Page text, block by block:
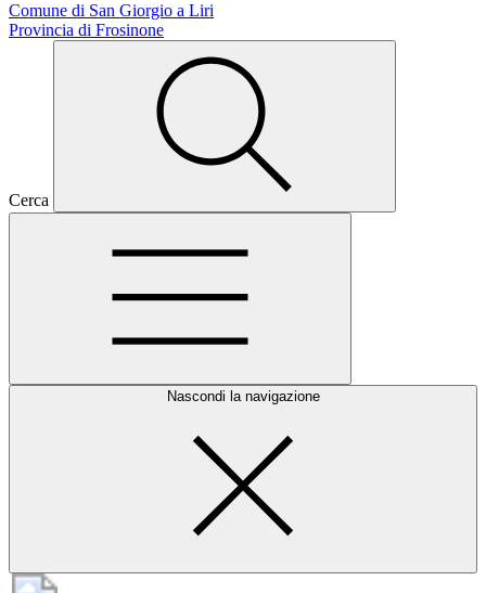
Comune di San Giorgio a Liri
Provincia di Frosinone
Cerca
Nascondi la navigazione